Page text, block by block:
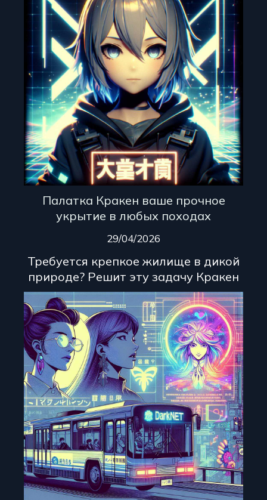
Палатка Кракен ваше прочное
укрытие в любых походах
29/04/2026
Требуется крепкое жилище в дикой
природе? Решит эту задачу Кракен